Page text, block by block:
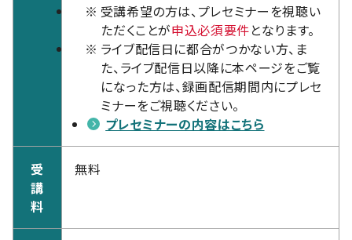
※ 受講希望の方は、プレセミナーを視聴い
ただくことが申込必須要件となります。
※ ライブ配信日に都合がつかない方、ま
た、ライブ配信日以降に本ページをご覧
になった方は、録画配信期間内にプレセ
ミナーをご視聴ください。
プレセミナーの内容はこちら
受
講
料
無料